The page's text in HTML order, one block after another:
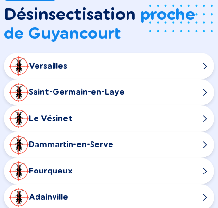
Désinsectisation proche
de Guyancourt
Versailles
Saint-Germain-en-Laye
Le Vésinet
Dammartin-en-Serve
Fourqueux
Adainville